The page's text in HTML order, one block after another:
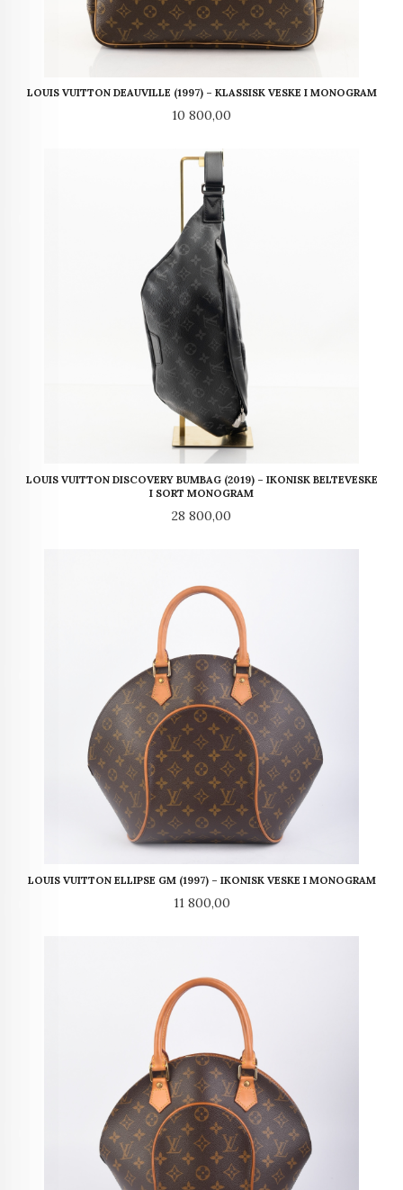
LOUIS VUITTON DEAUVILLE (1997) – KLASSISK VESKE I MONOGRAM
Pris
10 800,00
LOUIS VUITTON DISCOVERY BUMBAG (2019) – IKONISK BELTEVESKE
I SORT MONOGRAM
Pris
28 800,00
LOUIS VUITTON ELLIPSE GM (1997) – IKONISK VESKE I MONOGRAM
Pris
11 800,00